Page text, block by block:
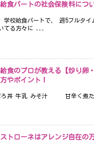
食パートの社会保険料につ
学校給食パートで、 週5フルタイ
てる方々に ...
食のプロが教える【炒り卵
やポイント！
ろ丼 牛乳 みそ汁 甘辛く煮た
トローネはアレンジ自在の